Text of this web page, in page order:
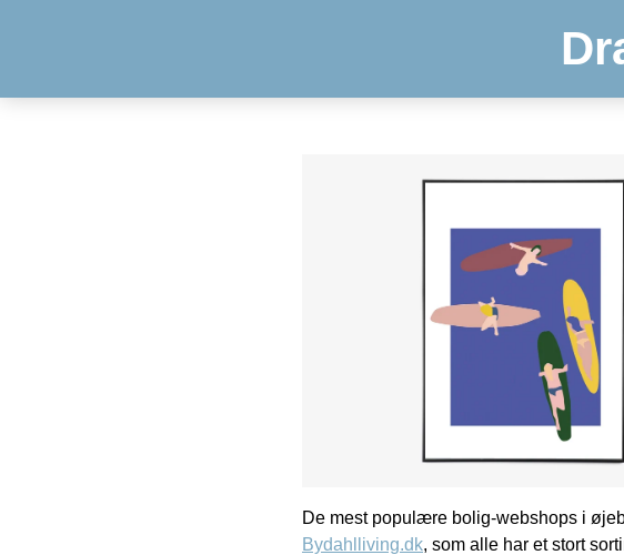
De mest populære bolig-webshops i
Bydahlliving.dk, som alle har et stort